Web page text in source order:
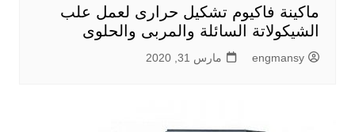
ماكينة فاكيوم تشكيل حرارى لعمل علب
الشيكولاتة السائلة والمربى والحلوى
engmansy مارس 31, 2020